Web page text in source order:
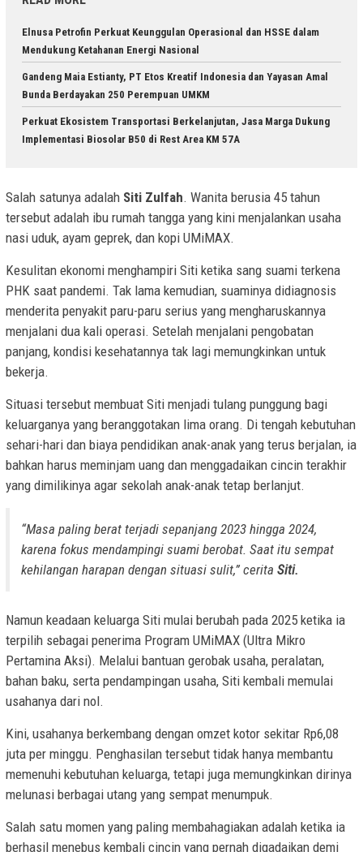
Elnusa Petrofin Perkuat Keunggulan Operasional dan HSSE dalam
Mendukung Ketahanan Energi Nasional
Gandeng Maia Estianty, PT Etos Kreatif Indonesia dan Yayasan Amal
Bunda Berdayakan 250 Perempuan UMKM
Perkuat Ekosistem Transportasi Berkelanjutan, Jasa Marga Dukung
Implementasi Biosolar B50 di Rest Area KM 57A
Salah satunya adalah Siti Zulfah. Wanita berusia 45 tahun
tersebut adalah ibu rumah tangga yang kini menjalankan usaha
nasi uduk, ayam geprek, dan kopi UMiMAX.
Kesulitan ekonomi menghampiri Siti ketika sang suami terkena
PHK saat pandemi. Tak lama kemudian, suaminya didiagnosis
menderita penyakit paru-paru serius yang mengharuskannya
menjalani dua kali operasi. Setelah menjalani pengobatan
panjang, kondisi kesehatannya tak lagi memungkinkan untuk
bekerja.
Situasi tersebut membuat Siti menjadi tulang punggung bagi
keluarganya yang beranggotakan lima orang. Di tengah kebutuhan
sehari-hari dan biaya pendidikan anak-anak yang terus berjalan, ia
bahkan harus meminjam uang dan menggadaikan cincin terakhir
yang dimilikinya agar sekolah anak-anak tetap berlanjut.
“Masa paling berat terjadi sepanjang 2023 hingga 2024,
karena fokus mendampingi suami berobat. Saat itu sempat
kehilangan harapan dengan situasi sulit,” cerita Siti.
Namun keadaan keluarga Siti mulai berubah pada 2025 ketika ia
terpilih sebagai penerima Program UMiMAX (Ultra Mikro
Pertamina Aksi). Melalui bantuan gerobak usaha, peralatan,
bahan baku, serta pendampingan usaha, Siti kembali memulai
usahanya dari nol.
Kini, usahanya berkembang dengan omzet kotor sekitar Rp6,08
juta per minggu. Penghasilan tersebut tidak hanya membantu
memenuhi kebutuhan keluarga, tetapi juga memungkinkan dirinya
melunasi berbagai utang yang sempat menumpuk.
Salah satu momen yang paling membahagiakan adalah ketika ia
berhasil menebus kembali cincin yang pernah digadaikan demi